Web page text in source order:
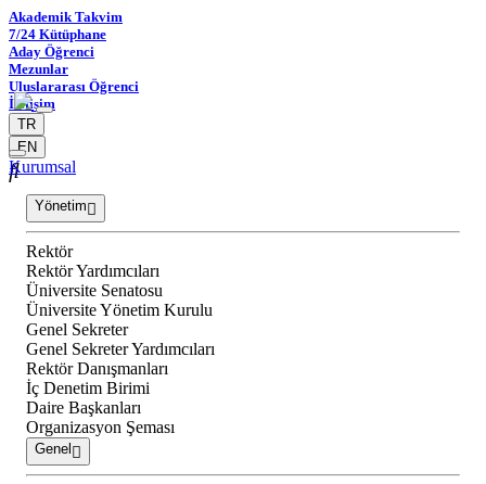
Akademik Takvim
7/24 Kütüphane
Aday Öğrenci
Mezunlar
Uluslararası Öğrenci
İletişim
TR
EN
Kurumsal
Yönetim
Rektör
Rektör Yardımcıları
Üniversite Senatosu
Üniversite Yönetim Kurulu
Genel Sekreter
Genel Sekreter Yardımcıları
Rektör Danışmanları
İç Denetim Birimi
Daire Başkanları
Organizasyon Şeması
Genel